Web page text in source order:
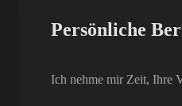
Persönliche
Ich nehme mir Zeit, Ihre